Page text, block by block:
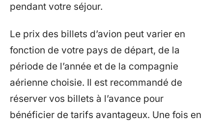
pendant votre séjour.
Le prix des billets d’avion peut varier en
fonction de votre pays de départ, de la
période de l’année et de la compagnie
aérienne choisie. Il est recommandé de
réserver vos billets à l’avance pour
bénéficier de tarifs avantageux. Une fois en